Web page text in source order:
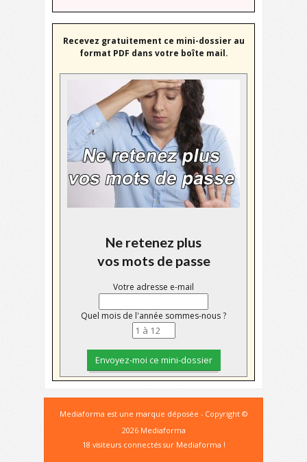
Recevez gratuitement ce mini-dossier au
format PDF dans votre boîte mail.
Ne retenez plus
vos mots de passe
Votre adresse e-mail
Quel mois de l'année sommes-nous ?
Mediaforma est une marque déposée - Copyright ©
2026 Mediaforma
18 visiteurs connectés sur Mediaforma !